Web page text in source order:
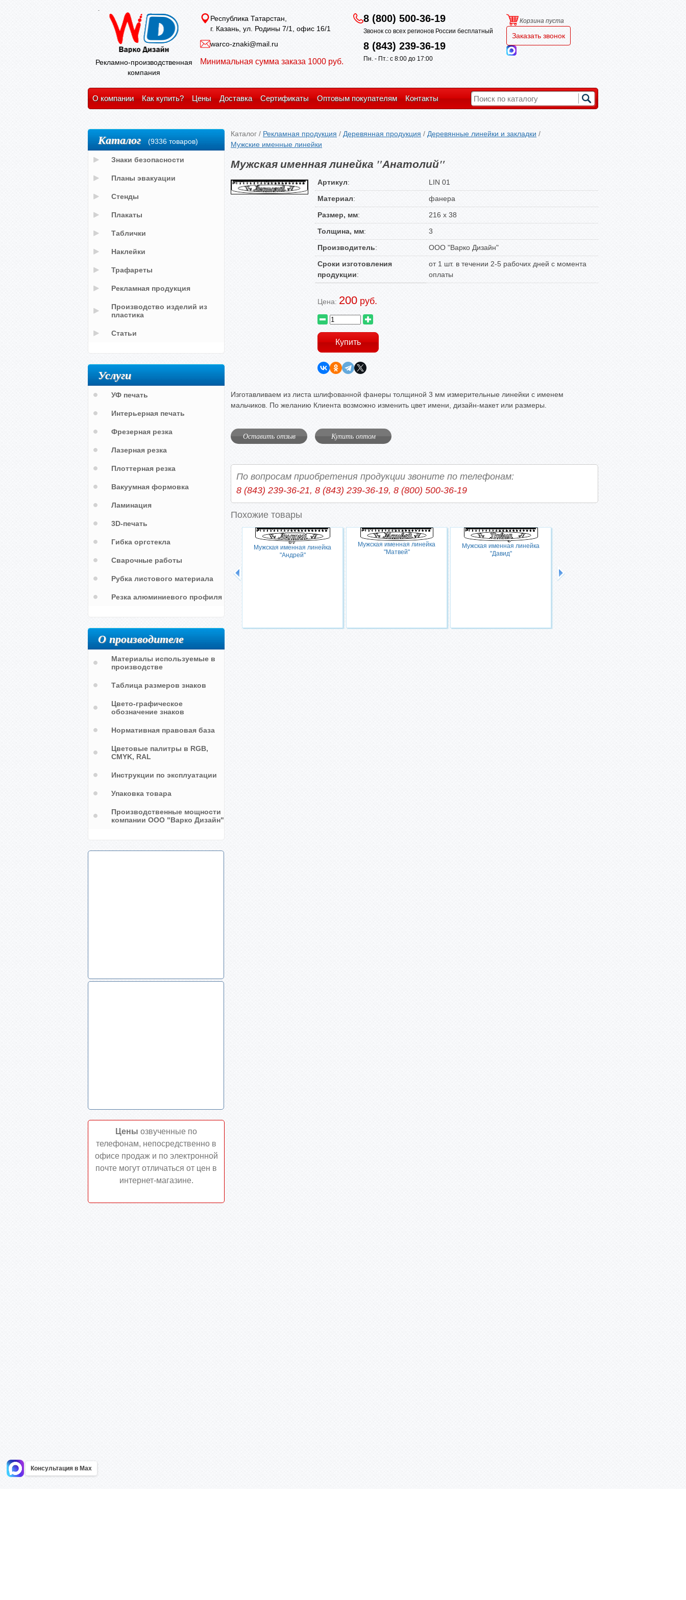
Рекламно-производственная
компания
Республика Татарстан,
г. Казань, ул. Родины 7/1, офис 16/1
warco-znaki@mail.ru
Минимальная сумма заказа 1000 руб.
8 (800) 500-36-19
Звонок со всех регионов России бесплатный
8 (843) 239-36-19
Пн. - Пт.: с 8:00 до 17:00
Корзина пуста
Заказать звонок
О компании Как купить? Цены Доставка Сертификаты Оптовым покупателям Контакты
Каталог / Рекламная продукция / Деревянная продукция / Деревянные линейки и закладки /
Мужские именные линейки
Мужская именная линейка "Анатолий"
Артикул:
LIN 01
Материал:
фанера
Размер, мм:
216 х 38
Толщина, мм:
3
Производитель:
ООО "Варко Дизайн"
Сроки изготовления
продукции:
от 1 шт. в течении 2-5 рабочих дней с момента
оплаты
Цена: 200 руб.
Изготавливаем из листа шлифованной фанеры толщиной 3 мм измерительные линейки с именем
мальчиков. По желанию Клиента возможно изменить цвет имени, дизайн-макет или размеры.
Оставить отзыв Купить оптом
По вопросам приобретения продукции звоните по телефонам:
8 (843) 239-36-21, 8 (843) 239-36-19, 8 (800) 500-36-19
Похожие товары
Мужская именная линейка
"Андрей"
Мужская именная линейка
"Матвей"
Мужская именная линейка
"Давид"
Каталог (9336 товаров)
Знаки безопасности
Планы эвакуации
Стенды
Плакаты
Таблички
Наклейки
Трафареты
Рекламная продукция
Производство изделий из
пластика
Статьи
Услуги
УФ печать
Интерьерная печать
Фрезерная резка
Лазерная резка
Плоттерная резка
Вакуумная формовка
Ламинация
3D-печать
Гибка оргстекла
Сварочные работы
Рубка листового материала
Резка алюминиевого профиля
О производителе
Материалы используемые в
производстве
Таблица размеров знаков
Цвето-графическое
обозначение знаков
Нормативная правовая база
Цветовые палитры в RGB,
CMYK, RAL
Инструкции по эксплуатации
Упаковка товара
Производственные мощности
компании ООО "Варко Дизайн"
Цены озвученные по
телефонам, непосредственно в
офисе продаж и по электронной
почте могут отличаться от цен в
интернет-магазине.
Консультация в Max